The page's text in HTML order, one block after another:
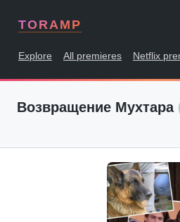
TORAMP
Explore All premieres Netflix
Возвращение Мухтара